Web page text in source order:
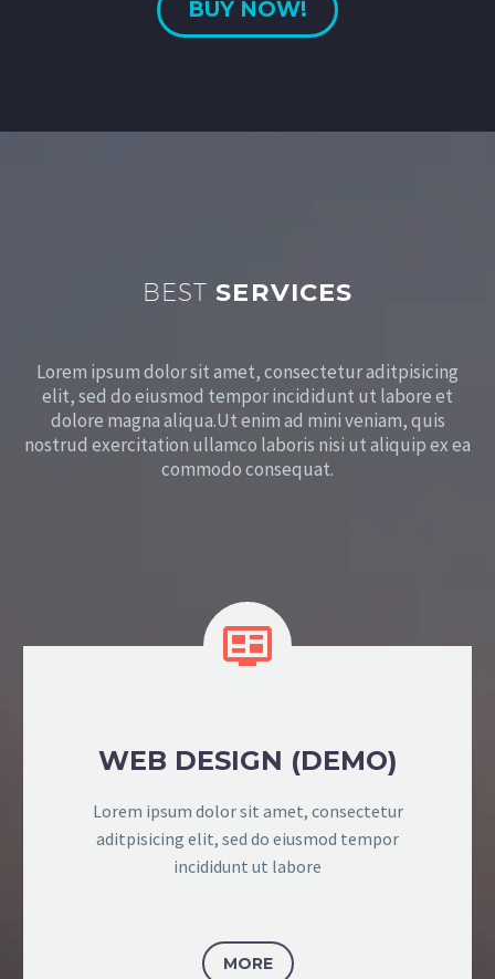
BUY NOW!
BEST SERVICES
Lorem ipsum dolor sit amet, consectetur aditpisicing
elit, sed do eiusmod tempor incididunt ut labore et
dolore magna aliqua.Ut enim ad mini veniam, quis
nostrud exercitation ullamco laboris nisi ut aliquip ex ea
commodo consequat.


WEB DESIGN (DEMO)
Lorem ipsum dolor sit amet, consectetur
aditpisicing elit, sed do eiusmod tempor
incididunt ut labore
MORE